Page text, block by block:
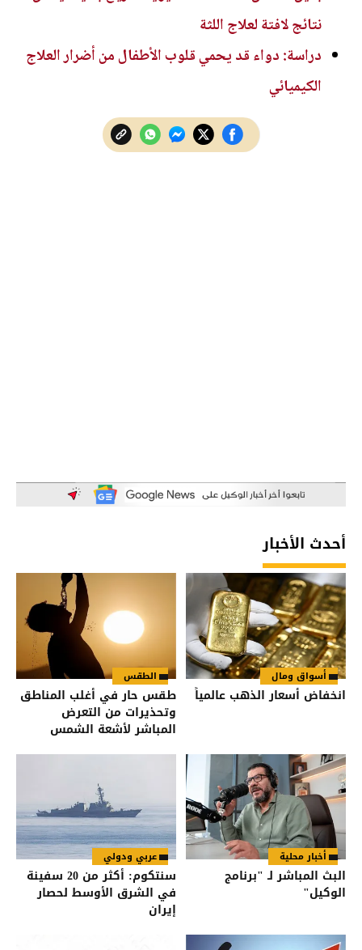
نتائج لافتة لعلاج اللثة
دراسة: دواء قد يحمي قلوب الأطفال من أضرار العلاج
الكيميائي
أحدث الأخبار
أسواق ومال
انخفاض أسعار الذهب عالمياً
الطقس
طقس حار في أغلب المناطق
وتحذيرات من التعرض
المباشر لأشعة الشمس
أخبار محلية
البث المباشر لـ "برنامج
الوكيل"
عربي ودولي
سنتكوم: أكثر من 20 سفينة
في الشرق الأوسط لحصار
إيران